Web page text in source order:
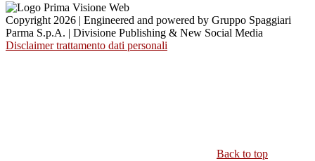
Copyright 2026 | Engineered and powered by Gruppo Spaggiari
Parma S.p.A. | Divisione Publishing & New Social Media
Disclaimer trattamento dati personali
Back to top